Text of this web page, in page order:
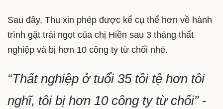
Sau đây, Thu xin phép được kể cụ thể hơn về hành
trình gặt trái ngọt của chị Hiền sau 3 tháng thất
nghiệp và bị hơn 10 công ty từ chối nhé.
“Thất nghiệp ở tuổi 35 tồi tệ hơn tôi
nghĩ, tôi bị hơn 10 công ty từ chối”-